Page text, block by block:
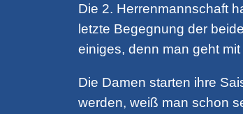
Die 2. Herrenmannschaft
letzte Begegnung der
einiges, denn man geht
Die Damen starten ihre
werden, weiß man schon